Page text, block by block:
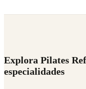
Explora Pilates
especialidades